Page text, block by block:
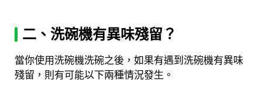
二、洗碗機有異味殘留？
當你使用洗碗機洗碗之後，如果有遇到洗碗機有異味
殘留，則有可能以下兩種情況發生。